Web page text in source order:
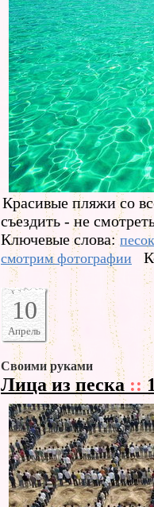
Красивые пляжи со
съездить - не
Ключевые слова:песок
смотрим фотографии
10
Апрель
Своими руками
Лица из песка ::